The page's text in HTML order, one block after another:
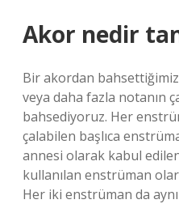
Akor nedir
Bir akordan
veya daha fazla notanın
bahsediyoruz. Her
çalabilen başlıca
annesi olarak kabul
kullanılan enstrüman
Her iki enstrüman da